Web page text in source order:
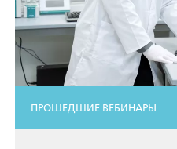
ПРОШЕДШИЕ ВЕБИНАРЫ